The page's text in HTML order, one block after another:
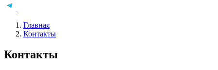
Главная
Контакты
Контакты